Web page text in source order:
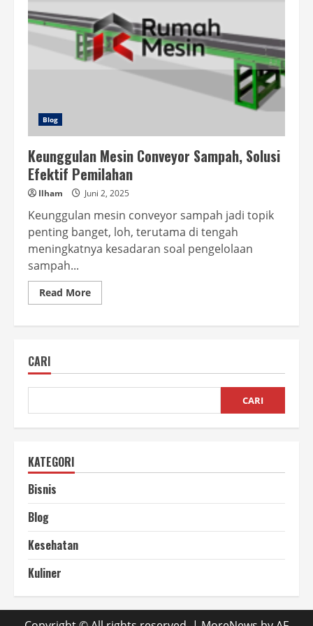
Blog
Keunggulan Mesin Conveyor Sampah, Solusi
Efektif Pemilahan
Ilham Juni 2, 2025
Keunggulan mesin conveyor sampah jadi topik
penting banget, loh, terutama di tengah
meningkatnya kesadaran soal pengelolaan
sampah...
Read MoreRead
more
Efektif
CARI
CARI
KATEGORI
Bisnis
Blog
Kesehatan
Kuliner